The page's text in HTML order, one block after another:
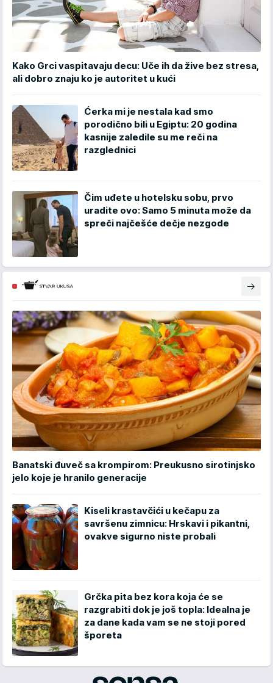
Kako Grci vaspitavaju decu: Uče ih da žive bez stresa,
ali dobro znaju ko je autoritet u kući
Ćerka mi je nestala kad smo
porodično bili u Egiptu: 20 godina
kasnije zaledile su me reči na
razglednici
Čim uđete u hotelsku sobu, prvo
uradite ovo: Samo 5 minuta može da
spreči najčešće dečje nezgode
Banatski đuveč sa krompirom: Preukusno sirotinjsko
jelo koje je hranilo generacije
Kiseli krastavčići u kečapu za
savršenu zimnicu: Hrskavi i pikantni,
ovakve sigurno niste probali
Grčka pita bez kora koja će se
razgrabiti dok je još topla: Idealna je
za dane kada vam se ne stoji pored
šporeta